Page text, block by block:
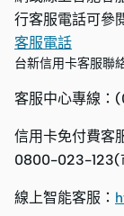
行客服電話可參
客服電話
台新信用卡客服聯
客服中心專線
信用卡免付費客
0800-023-123(
線上智能客服：